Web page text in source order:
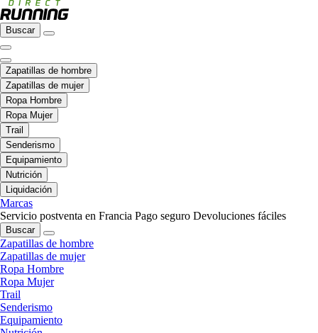
Buscar
Zapatillas de hombre
Zapatillas de mujer
Ropa Hombre
Ropa Mujer
Trail
Senderismo
Equipamiento
Nutrición
Liquidación
Marcas
Servicio postventa en Francia Pago seguro Devoluciones fáciles
Buscar
Zapatillas de hombre
Zapatillas de mujer
Ropa Hombre
Ropa Mujer
Trail
Senderismo
Equipamiento